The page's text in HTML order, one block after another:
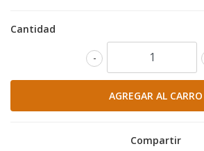
Cantidad
-
Compartir